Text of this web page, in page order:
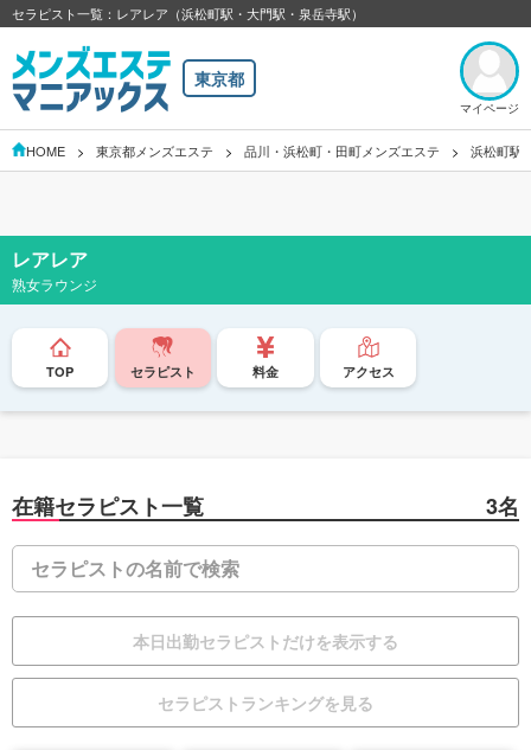
セラピスト一覧：レアレア（浜松町駅・大門駅・泉岳寺駅）
東京都
マイページ
HOME 東京都メンズエステ 品川・浜松町・田町メンズエステ 浜松町駅
レアレア
熟女ラウンジ
TOP セラピスト 料金 アクセス
在籍セラピスト一覧 3名
本日出勤セラピスト だけを表示する
セラピスト ランキングを見る